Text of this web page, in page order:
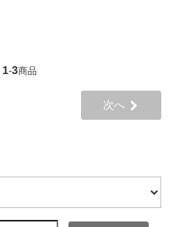
1-3商品
次へ